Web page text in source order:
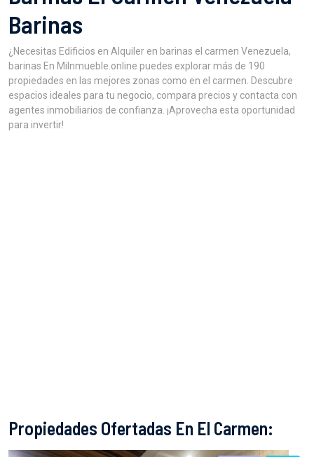
Barinas
¿Necesitas Edificios en Alquiler en barinas el carmen Venezuela,
barinas En MiInmueble.online puedes explorar más de 190
propiedades en las mejores zonas como en el carmen. Descubre
espacios ideales para tu negocio, compara precios y contacta con
agentes inmobiliarios de confianza. ¡Aprovecha esta oportunidad
para invertir!
Propiedades Ofertadas En El Carmen: